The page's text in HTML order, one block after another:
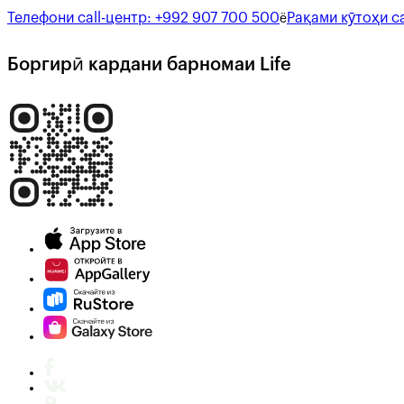
Телефони call-центр: +992 907 700 500ёРақами кӯтоҳи
Боргирӣ кардани барномаи Life